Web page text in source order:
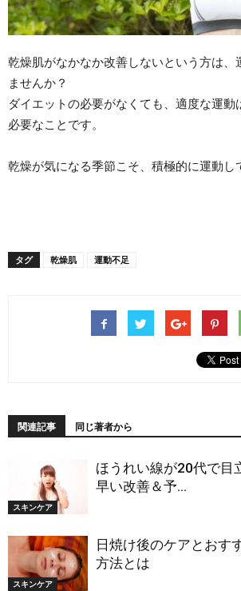
乾燥肌がなかなか改善しないという方は、
ませんか？
ダイエットの必要がなくても、適度な運動
必要なことです。
乾燥が気になる季節こそ、積極的に運動し
タグ 乾燥肌 運動不足
関連記事 同じ著者から
スキンケア
ほうれい線が20代で目
早い改善＆予...
スキンケア
日焼け後のケアとおす
方法とは